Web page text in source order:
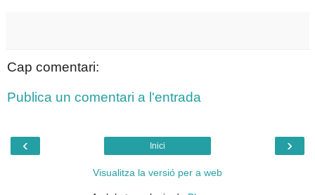
Cap comentari:
Publica un comentari a l'entrada
‹ ›
Inici
Visualitza la versió per a web